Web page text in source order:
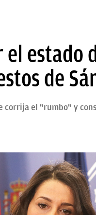
estado
de
corrija el "rumbo" y